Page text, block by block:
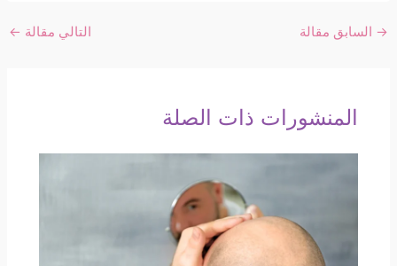
→ السابق مقالة التالي مقالة ←
المنشورات ذات الصلة